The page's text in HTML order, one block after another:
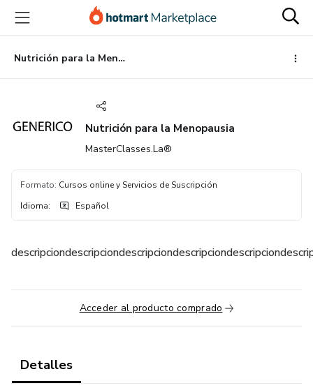
principal
página
de
página
Nutrición para la Menopausia
Nutrición para la Menopausia
MasterClasses.La®
Formato: Cursos online y Servicios de Suscripción
Idioma: Español
Acceder al producto comprado
Detalles